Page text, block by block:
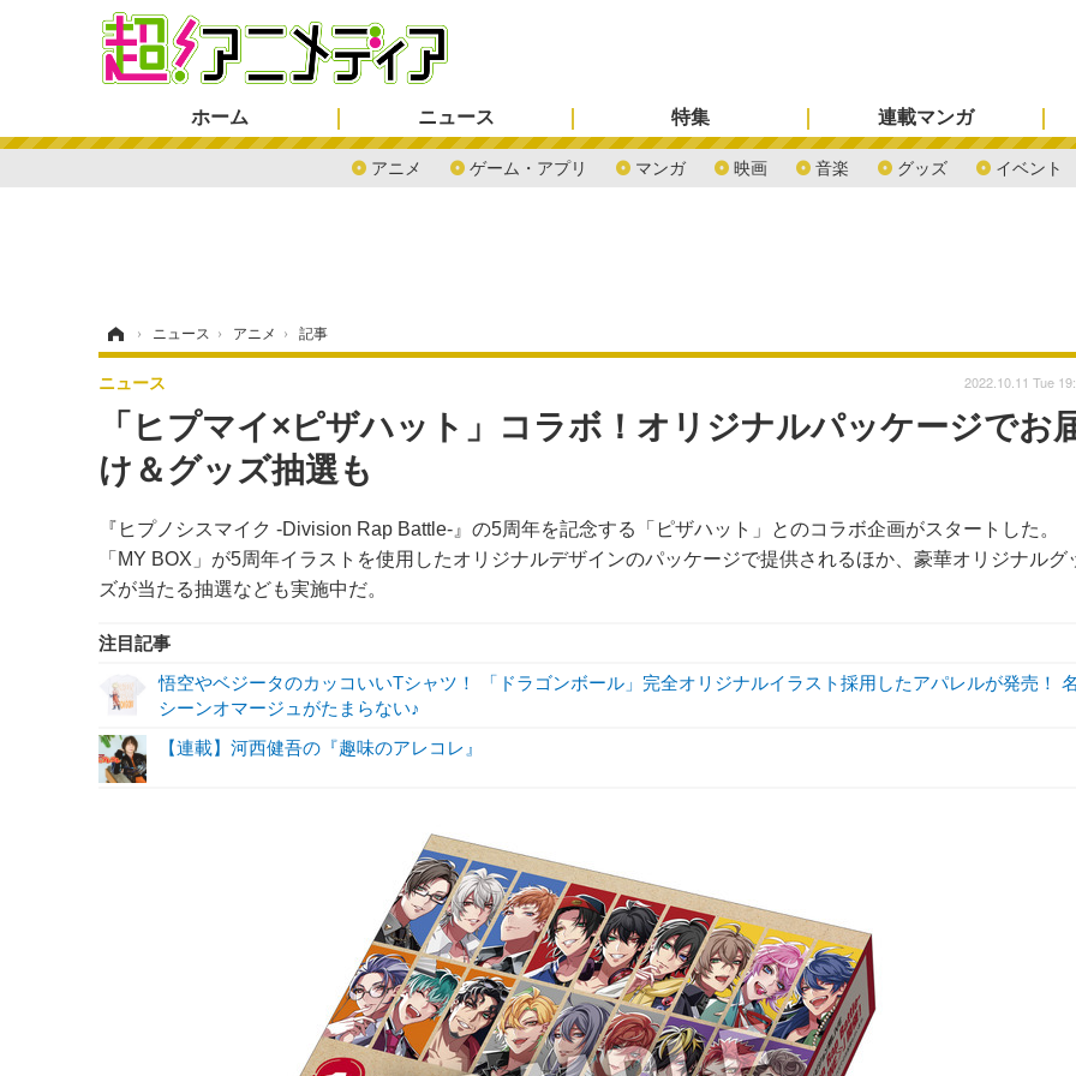
ホーム ニュース
アニメ ゲーム・アプリ マンガ 映画 音楽 グッズ イベント
特集 連載マンガ
› ニュース › アニメ › 記事
「ヒプマイ×ピザハット」コラボ！オリジナルパッケージでお
け＆グッズ抽選も
『ヒプノシスマイク -Division Rap Battle-』の5周年を記念する「ピザハット」とのコラボ企画がスタートした。
「MY BOX」が5周年イラストを使用したオリジナルデザインのパッケージで提供されるほか、豪華オリジナルグ
ズが当たる抽選なども実施中だ。
ニュース 2022.10.11 Tue
注目記事
悟空やベジータのカッコいいTシャツ！ 「ドラゴンボール」完全オリジナルイラスト採用したアパレルが発売！
シーンオマージュがたまらない♪
【連載】河西健吾の『趣味のアレコレ』